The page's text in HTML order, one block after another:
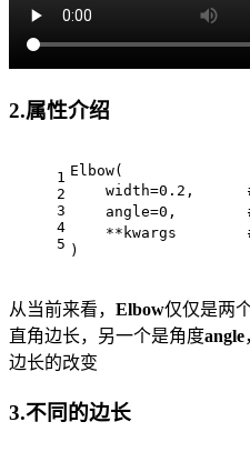
2.属性介绍
1
2
3
4
5
Elbow(
width=0.2,      #
angle=0,        #
**kwargs
)
从当前来看， Elbow仅仅是两
直角边长，另一个是角度angle
边长的改变
3.不同的边长